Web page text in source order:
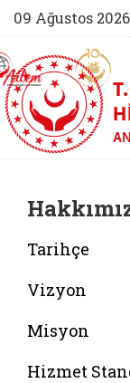
09 Ağustos
(yeni sekmede açılır)
AİLEM İletişim
Tarihçe
Vizyon
Misyon
Hizmet